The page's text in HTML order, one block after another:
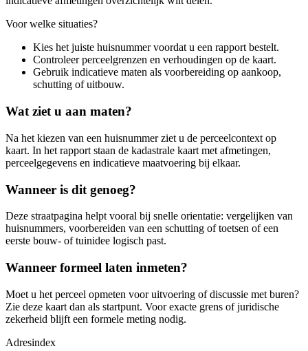
Voor welke situaties?
Kies het juiste huisnummer voordat u een rapport bestelt.
Controleer perceelgrenzen en verhoudingen op de kaart.
Gebruik indicatieve maten als voorbereiding op aankoop,
schutting of uitbouw.
Wat ziet u aan maten?
Na het kiezen van een huisnummer ziet u de perceelcontext op
kaart. In het rapport staan de kadastrale kaart met afmetingen,
perceelgegevens en indicatieve maatvoering bij elkaar.
Wanneer is dit genoeg?
Deze straatpagina helpt vooral bij snelle orientatie: vergelijken van
huisnummers, voorbereiden van een schutting of toetsen of een
eerste bouw- of tuinidee logisch past.
Wanneer formeel laten inmeten?
Moet u het perceel opmeten voor uitvoering of discussie met buren?
Zie deze kaart dan als startpunt. Voor exacte grens of juridische
zekerheid blijft een formele meting nodig.
Adresindex